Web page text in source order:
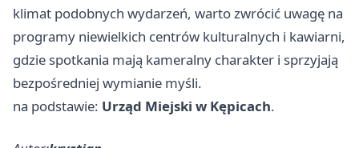
klimat podobnych wydarzeń, warto zwrócić uwagę na
programy niewielkich centrów kulturalnych i kawiarni,
gdzie spotkania mają kameralny charakter i sprzyjają
bezpośredniej wymianie myśli.
na podstawie: Urząd Miejski w Kępicach.